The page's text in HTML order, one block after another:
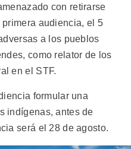
con retirarse
audiencia, el 5
a los pueblos
como relator de los
en el STF.
formular una
indígenas, antes de
será el 28 de agosto.